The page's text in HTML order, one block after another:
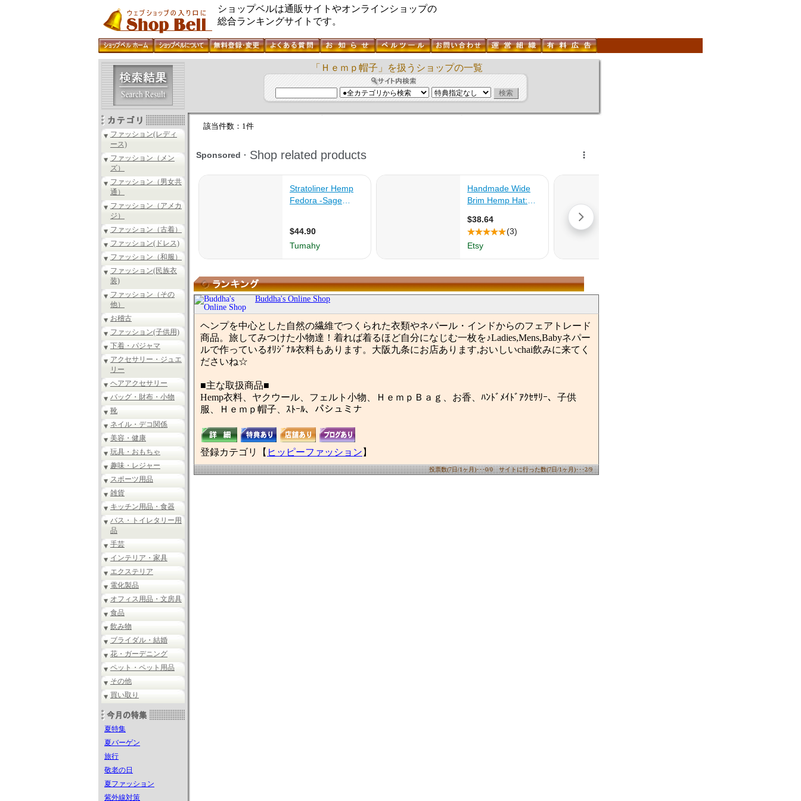
ショップベルは通販サイトやオンラインショップの
総合ランキングサイトです。
ファッション(レディ
ース)
ファッション（メン
ズ）
ファッション（男女共
通）
ファッション（アメカ
ジ）
ファッション（古着）
ファッション(ドレス)
ファッション（和服）
ファッション(民族衣
装)
ファッション（その
他）
お稽古
ファッション(子供用)
下着・パジャマ
アクセサリー・ジュエ
リー
ヘアアクセサリー
バッグ・財布・小物
靴
ネイル・デコ関係
美容・健康
玩具・おもちゃ
趣味・レジャー
スポーツ用品
雑貨
キッチン用品・食器
バス・トイレタリー用
品
手芸
インテリア・家具
エクステリア
電化製品
オフィス用品・文房具
食品
飲み物
ブライダル・結婚
花・ガーデニング
ペット・ペット用品
その他
買い取り
夏特集
夏バーゲン
旅行
敬老の日
夏ファッション
紫外線対策
「Ｈｅｍｐ帽子」を扱うショップの一覧
該当件数：1件
Buddha's Online Shop
ヘンプを中心とした自然の繊維でつくられた衣類やネパール・インドからのフェアトレード
商品。旅してみつけた小物達！着れば着るほど自分になじむ一枚を♪Ladies,Mens,Babyネパー
ルで作っているｵﾘｼﾞﾅﾙ衣料もあります。大阪九条にお店あります,おいしいchai飲みに来てく
ださいね☆
■主な取扱商品■
Hemp衣料、ヤクウール、フェルト小物、ＨｅｍｐＢａｇ、お香、ﾊﾝﾄﾞﾒｲﾄﾞｱｸｾｻﾘｰ、子供
服、Ｈｅｍｐ帽子、ｽﾄｰﾙ、パシュミナ
登録カテゴリ【 ヒッピーファッション 】
投票数(7日/1ヶ月)･･･0/0 サイトに行った数(7日/1ヶ月)･･･2/9